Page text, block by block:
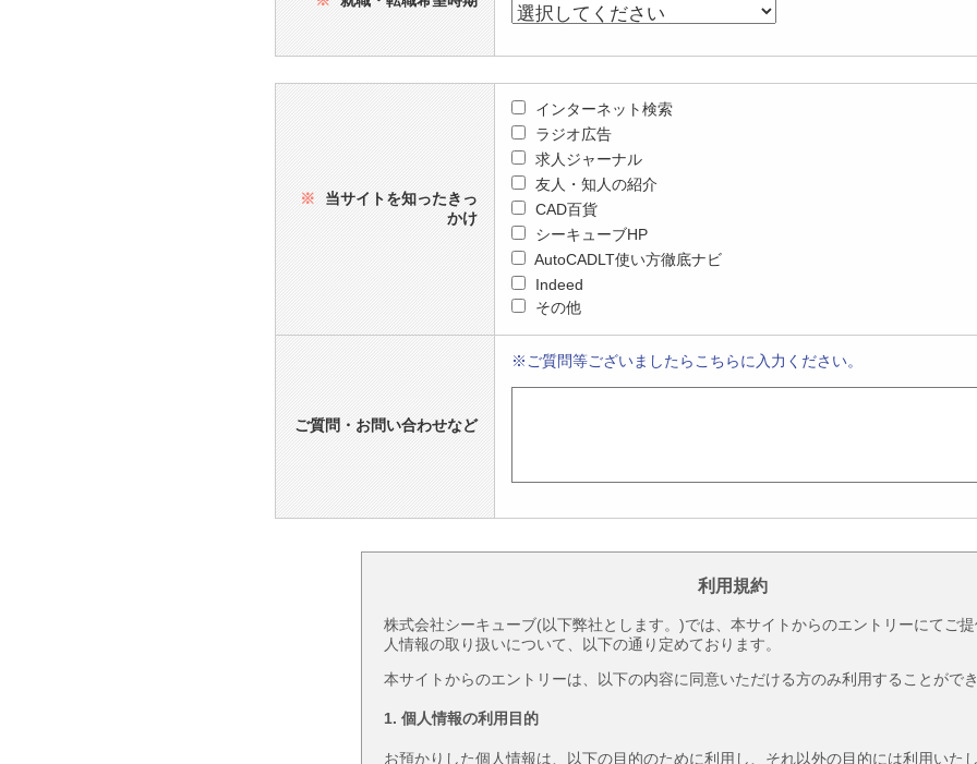
※
当サイトを知ったきっ
かけ
インターネット検索
ラジオ広告
求人ジャーナル
友人・知人の紹介
CAD百貨
シーキューブHP
AutoCADLT使い方徹底ナビ
Indeed
その他
ご質問・お問い合わせなど
※ご質問等ございましたらこちらに入力ください。
利用規約
株式会社シーキューブ(以下弊社とします。)では、本サイトからのエントリーにてご
人情報の取り扱いについて、以下の通り定めております。
本サイトからのエントリーは、以下の内容に同意いただける方のみ利用することができ
1. 個人情報の利用目的
お預かりした個人情報は、以下の目的のために利用し、それ以外の目的には利用いたし